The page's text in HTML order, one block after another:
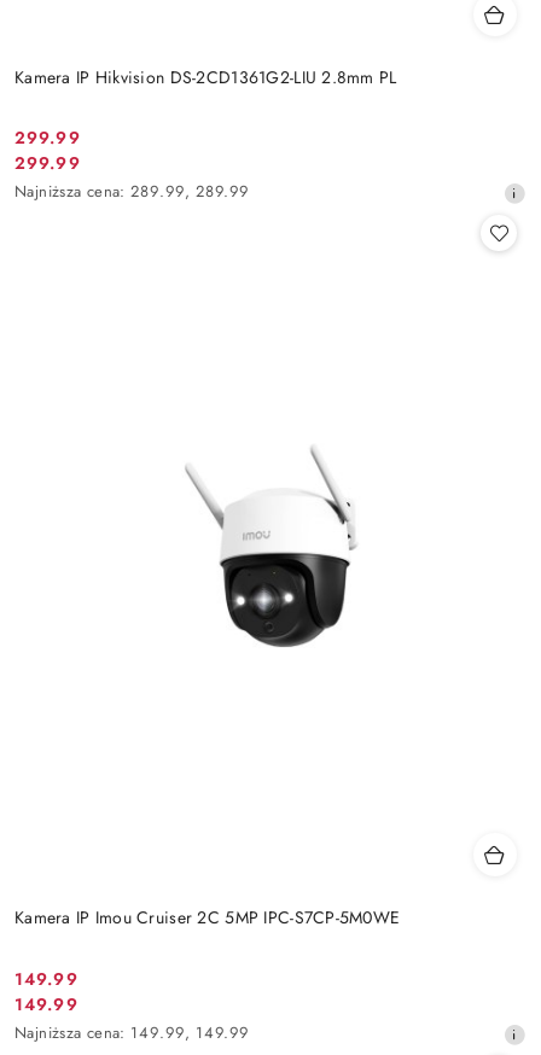
Kamera IP Hikvision DS-2CD1361G2-LIU 2.8mm PL
Cena
promocyjna:
299.99
Cena
promocyjna:
299.99
Najniższa
Najniższa cena: 289.99, 289.99
Kamera IP Imou Cruiser 2C 5MP IPC-S7CP-5M0WE
Cena
promocyjna:
149.99
Cena
promocyjna:
149.99
Najniższa
Najniższa cena: 149.99, 149.99